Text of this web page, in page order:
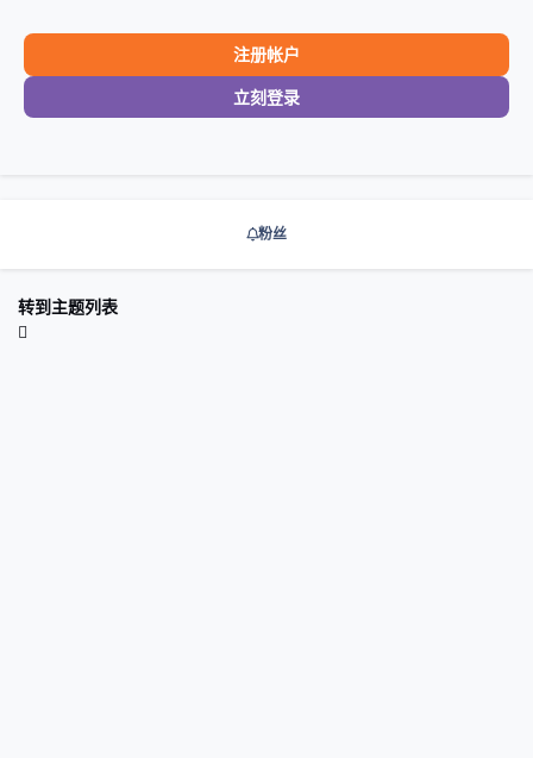
注册帐户
立刻登录
粉丝
转到主题列表